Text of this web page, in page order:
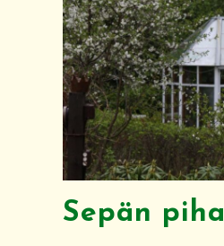
Sepän piha